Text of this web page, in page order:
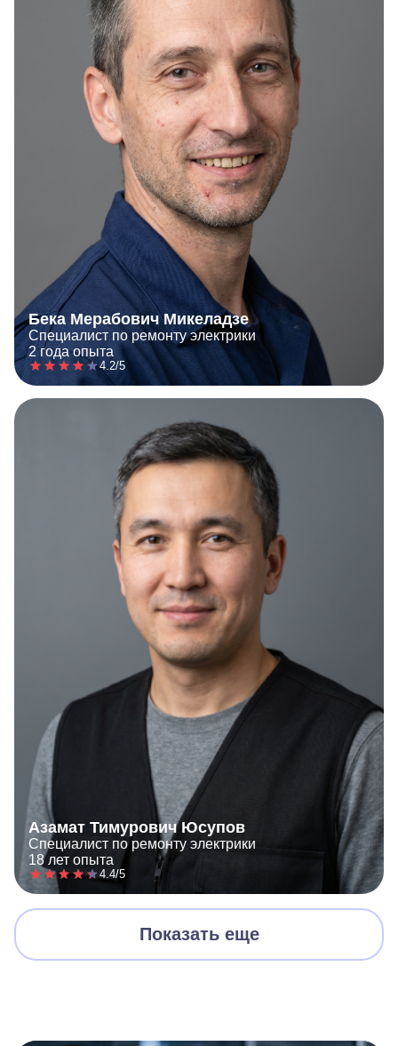
Бека Мерабович Микеладзе
Специалист по ремонту электрики
2 года опыта
4.2/5
Азамат Тимурович Юсупов
Специалист по ремонту электрики
18 лет опыта
4.4/5
Показать еще